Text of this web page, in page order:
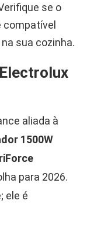
se o
sua cozinha.
aliada à
1500W
para 2026.
ele é